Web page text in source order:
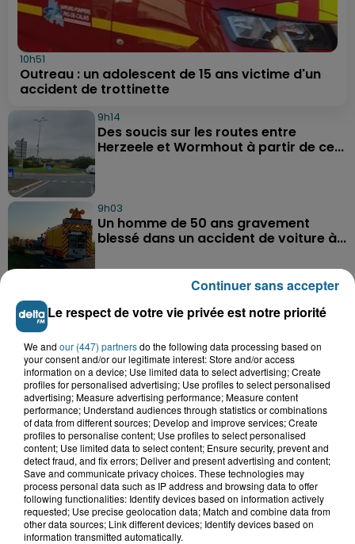
10h51
Outreau : un adolescent de 15 ans victime d'un
accident de trottinette
9h14
Des soucis sur les routes entre
Herzeele et Wormhout à partir de ce...
9h03
Un homme de 50 ans gravement
blessé dans un accident de voiture à...
Samer : deux adolescents de 14 et 15
A GAGNER
Le respect de votre vie privée est notre priorité
We and our (447) partnersdo the following data processing based on
your consent and/or our legitimate interest: Store and/or access
information on a device; Use limited data to select advertising; Create
profiles for personalised advertising; Use profiles to select personalised
advertising; Measure advertising performance; Measure content
performance; Understand audiences through statistics or combinations
of data from different sources; Develop and improve services; Create
profiles to personalise content; Use profiles to select personalised
content; Use limited data to select content; Ensure security, prevent and
detect fraud, and fix errors; Deliver and present advertising and content;
Save and communicate privacy choices. These technologies may
process personal data such as IP address and browsing data to offer
following functionalities: Identify devices based on information actively
requested; Use precise geolocation data; Match and combine data from
other data sources; Link different devices; Identify devices based on
information transmitted automatically.
Continuer sans accepter